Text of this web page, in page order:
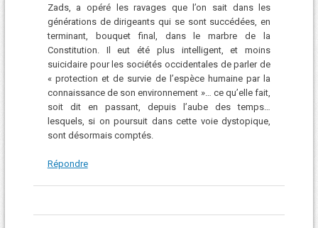
Zads, a opéré les ravages que l’on sait dans les
générations de dirigeants qui se sont succédées, en
terminant, bouquet final, dans le marbre de la
Constitution. Il eut été plus intelligent, et moins
suicidaire pour les sociétés occidentales de parler de
« protection et de survie de l’espèce humaine par la
connaissance de son environnement »… ce qu’elle fait,
soit dit en passant, depuis l’aube des temps…
lesquels, si on poursuit dans cette voie dystopique,
sont désormais comptés.
Répondre